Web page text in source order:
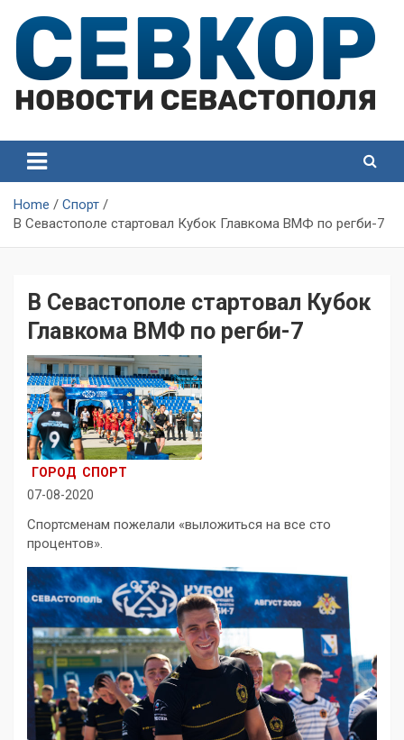
content
Севастополя
Севастополя
Home
Спорт
В Севастополе стартовал Кубок Главкома ВМФ по регби-7
В Севастополе стартовал Кубок
Главкома ВМФ по регби-7
ГОРОД СПОРТ
07-08-2020
Спортсменам пожелали «выложиться на все сто
процентов».